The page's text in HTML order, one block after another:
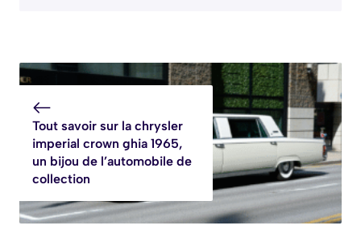
Tout savoir sur la chrysler
imperial crown ghia 1965,
un bijou de l’automobile de
collection